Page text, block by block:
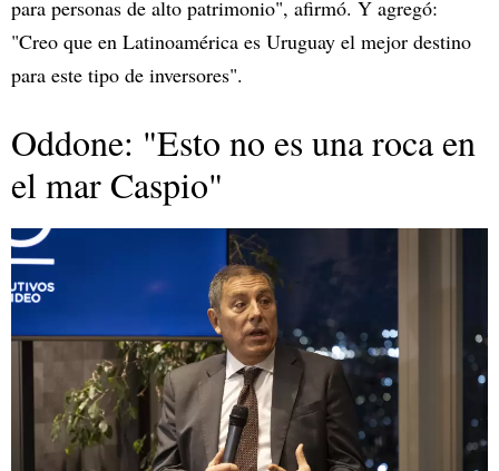
para personas de alto patrimonio", afirmó. Y agregó:
"Creo que en Latinoamérica es Uruguay el mejor destino
para este tipo de inversores".
Oddone: "Esto no es una roca en
el mar Caspio"